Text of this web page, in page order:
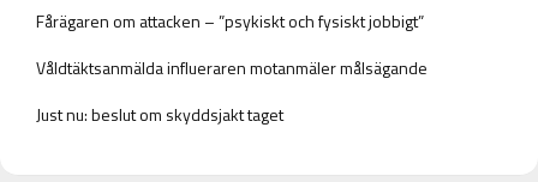
Fårägaren om attacken – ”psykiskt och fysiskt jobbigt”
Våldtäktsanmälda influeraren motanmäler målsägande
Just nu: beslut om skyddsjakt taget